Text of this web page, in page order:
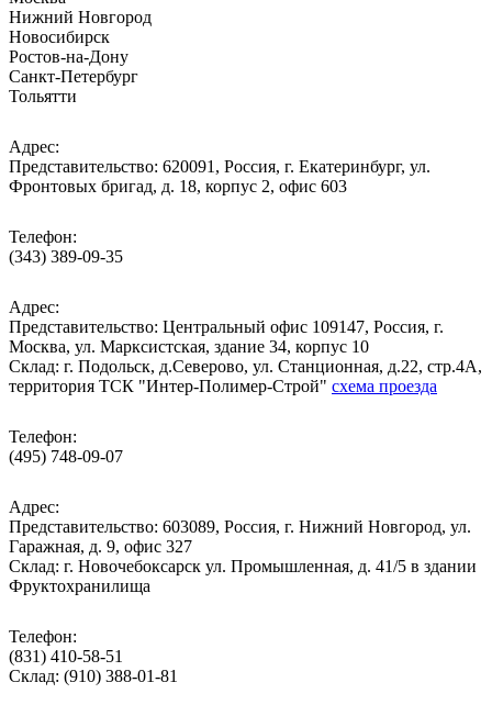
Нижний Новгород
Новосибирск
Ростов-на-Дону
Санкт-Петербург
Тольятти
Адрес:
Представительство: 620091, Россия, г. Екатеринбург, ул.
Фронтовых бригад, д. 18, корпус 2, офис 603
Телефон:
(343) 389-09-35
Адрес:
Представительство: Центральный офис 109147, Россия, г.
Москва, ул. Марксистская, здание 34, корпус 10
Cклад: г. Подольск, д.Северово, ул. Станционная, д.22, стр.4А,
территория ТСК "Интер-Полимер-Строй" схема проезда
Телефон:
(495) 748-09-07
Адрес:
Представительство: 603089, Россия, г. Нижний Новгород, ул.
Гаражная, д. 9, офис 327
Склад: г. Новочебоксарск ул. Промышленная, д. 41/5 в здании
Фруктохранилища
Телефон:
(831) 410-58-51
Склад: (910) 388-01-81